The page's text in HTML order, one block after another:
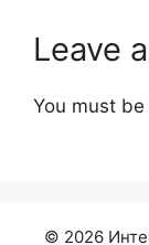
Leave
You must be
© 2026